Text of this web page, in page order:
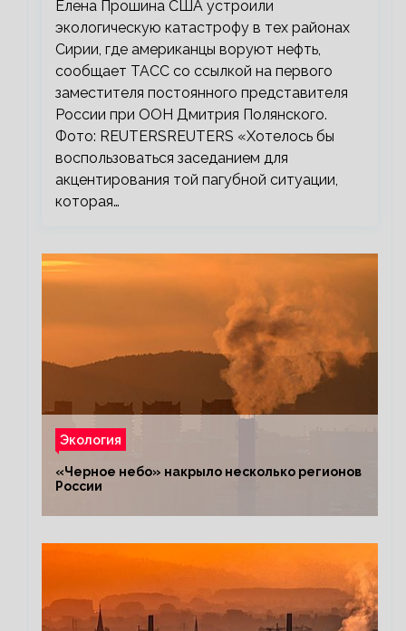
Елена Прошина США устроили
экологическую катастрофу в тех районах
Сирии, где американцы воруют нефть,
сообщает ТАСС со ссылкой на первого
заместителя постоянного представителя
России при ООН Дмитрия Полянского.
Фото: REUTERSREUTERS «Хотелось бы
воспользоваться заседанием для
акцентирования той пагубной ситуации,
которая…
Экология
«Черное небо» накрыло несколько регионов
России